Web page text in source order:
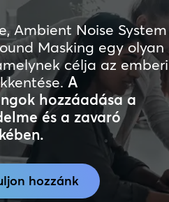
Ambient Noise System
Masking egy olyan
célja az emberi
A
hozzáadása a
és a zavaró
hozzánk